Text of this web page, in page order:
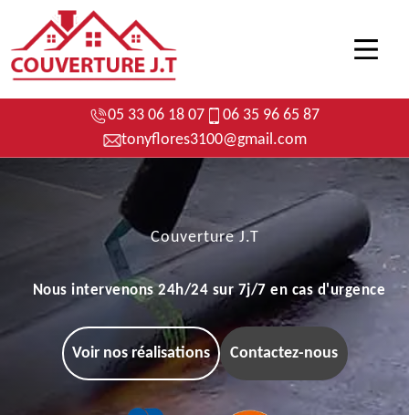
05 33 06 18 07
06 35 96 65 87
tonyflores3100@gmail.com
Couverture J.T
Nous intervenons 24h/24 sur 7j/7 en cas d'urgence
Voir nos réalisations Contactez-nous